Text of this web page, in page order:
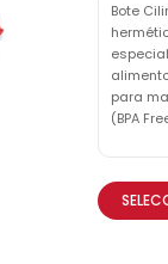
Bote
para
(BPA